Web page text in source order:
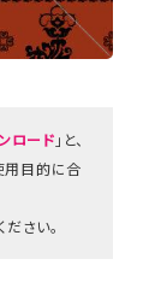
ロード 」と、
用目的に合
さい。